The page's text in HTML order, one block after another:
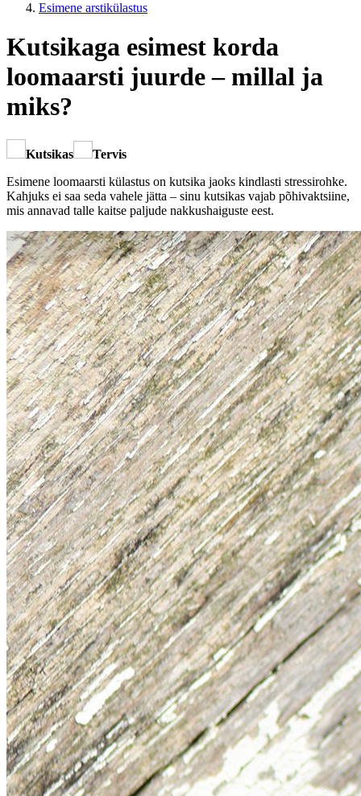
Esimene arstikülastus
Kutsikaga esimest korda
loomaarsti juurde – millal ja
miks?
Kutsikas
Tervis
Esimene loomaarsti külastus on kutsika jaoks kindlasti stressirohke.
Kahjuks ei saa seda vahele jätta – sinu kutsikas vajab põhivaktsiine,
mis annavad talle kaitse paljude nakkushaiguste eest.